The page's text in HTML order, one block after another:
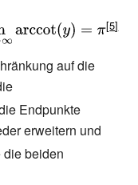
{\pi }{2}}}
-
(y)=\pi
auf die
Endpunkte
-{\tfrac
erweitern und
die beiden